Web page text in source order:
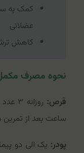
کمک به
عضلانی
کاهش
نحوه مصرف
قرص:
ساعت بعد از
پودر: